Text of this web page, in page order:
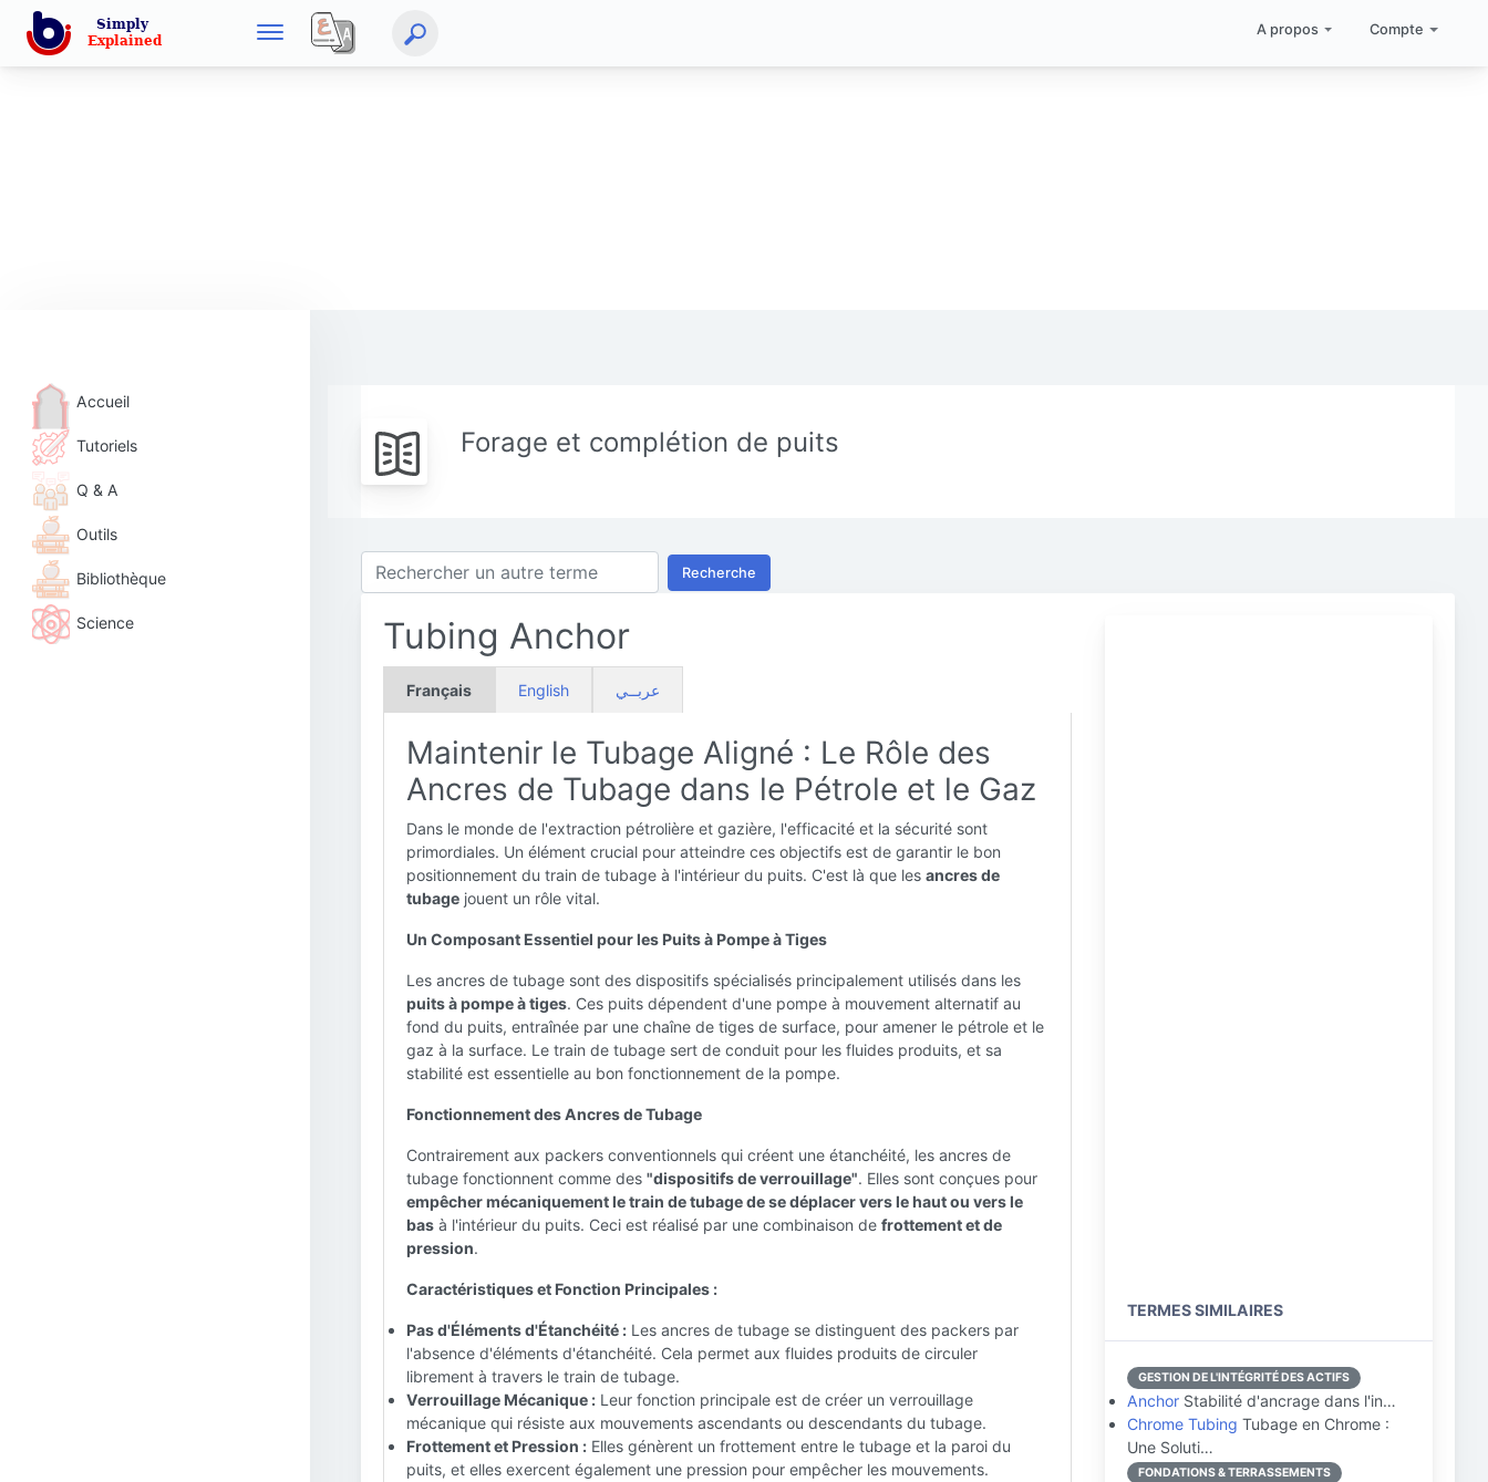
A propos Compte
Accueil
Tutoriels
Q & A
Outils
Bibliothèque
Science
Forage et complétion de puits
Recherche
Tubing Anchor
Français English عربــي
Maintenir le Tubage Aligné : Le Rôle des
Ancres de Tubage dans le Pétrole et le Gaz
Dans le monde de l'extraction pétrolière et gazière, l'efficacité et la sécurité sont
primordiales. Un élément crucial pour atteindre ces objectifs est de garantir le bon
positionnement du train de tubage à l'intérieur du puits. C'est là que les ancres de
tubage jouent un rôle vital.
Un Composant Essentiel pour les Puits à Pompe à Tiges
Les ancres de tubage sont des dispositifs spécialisés principalement utilisés dans les
puits à pompe à tiges. Ces puits dépendent d'une pompe à mouvement alternatif au
fond du puits, entraînée par une chaîne de tiges de surface, pour amener le pétrole et le
gaz à la surface. Le train de tubage sert de conduit pour les fluides produits, et sa
stabilité est essentielle au bon fonctionnement de la pompe.
Fonctionnement des Ancres de Tubage
Contrairement aux packers conventionnels qui créent une étanchéité, les ancres de
tubage fonctionnent comme des "dispositifs de verrouillage". Elles sont conçues pour
empêcher mécaniquement le train de tubage de se déplacer vers le haut ou vers le
bas à l'intérieur du puits. Ceci est réalisé par une combinaison de frottement et de
pression.
Caractéristiques et Fonction Principales :
Pas d'Éléments d'Étanchéité : Les ancres de tubage se distinguent des packers par
l'absence d'éléments d'étanchéité. Cela permet aux fluides produits de circuler
librement à travers le train de tubage.
Verrouillage Mécanique : Leur fonction principale est de créer un verrouillage
mécanique qui résiste aux mouvements ascendants ou descendants du tubage.
Frottement et Pression : Elles génèrent un frottement entre le tubage et la paroi du
puits, et elles exercent également une pression pour empêcher les mouvements.
TERMES SIMILAIRES
GESTION DE L'INTÉGRITÉ DES ACTIFS
Anchor Stabilité d'ancrage dans l'in…
Chrome Tubing Tubage en Chrome :
Une Soluti…
FONDATIONS & TERRASSEMENTS